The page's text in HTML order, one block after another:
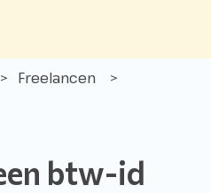
Freelancen
btw-id